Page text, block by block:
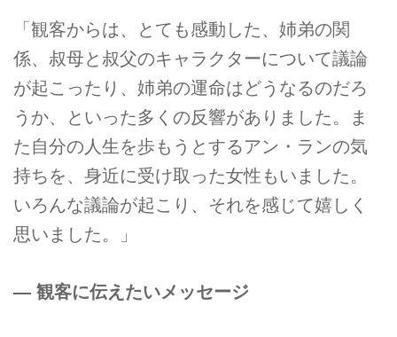
「観客からは、とても感動した、姉弟の関
係、叔母と叔父のキャラクターについて議論
が起こったり、姉弟の運命はどうなるのだろ
うか、といった多くの反響がありました。ま
た自分の人生を歩もうとするアン・ランの気
持ちを、身近に受け取った女性もいました。
いろんな議論が起こり、それを感じて嬉しく
思いました。」
― 観客に伝えたいメッセージ